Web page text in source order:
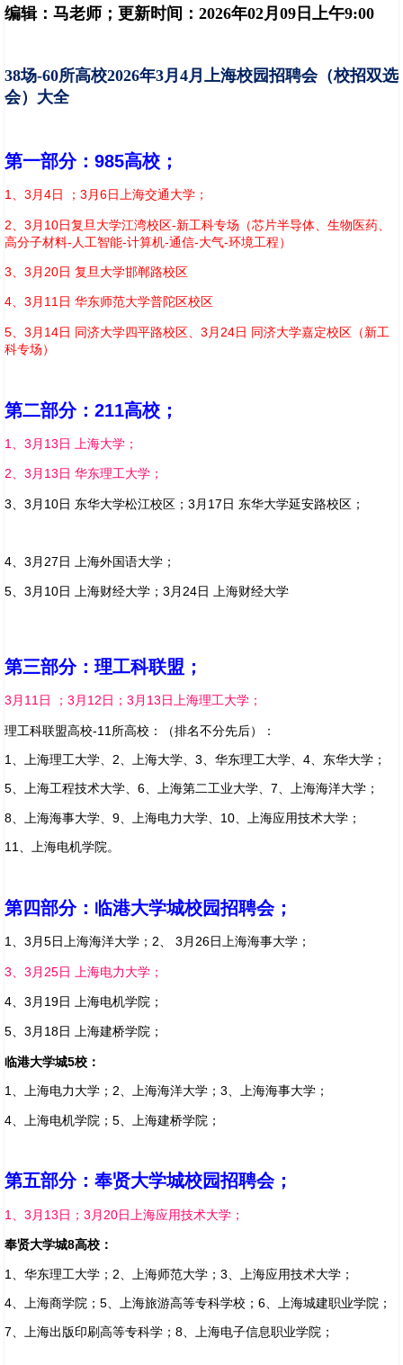
编辑：马老师； 更新时间：2026年02月09日上午9:00
38场-60所高校2026年3月4月上海校园招聘会（校招双选
会）大全
第一部分：985高校；
1、3月4日 ；3月6日上海交通大学；
2、3月10日复旦大学江湾校区-新工科专场（芯片半导体、生物医药、
高分子材料-人工智能-计算机-通信-大气-环境工程）
3、3月20日 复旦大学邯郸路校区
4、3月11日 华东师范大学普陀区校区
5、3月14日 同济大学四平路校区、3月24日 同济大学嘉定校区（新工
科专场）
第二部分：211高校；
1、3月13日 上海大学；
2、3月13日 华东理工大学；
3、3月10日 东华大学松江校区；3月17日 东华大学延安路校区；
4、3月27日 上海外国语大学；
5、3月10日 上海财经大学；3月24日 上海财经大学
第三部分：理工科联盟；
3月11日 ；3月12日；3月13日上海理工大学；
理工科联盟高校-11所高校：（排名不分先后）：
1、上海理工大学、2、上海大学、3、华东理工大学、4、东华大学；
5、上海工程技术大学、6、上海第二工业大学、7、上海海洋大学；
8、上海海事大学、9、上海电力大学、10、上海应用技术大学；
11、上海电机学院。
第四部分：临港大学城校园招聘会；
1、3月5日上海海洋大学；2、 3月26日上海海事大学；
3、3月25日 上海电力大学；
4、3月19日 上海电机学院；
5、3月18日 上海建桥学院；
临港大学城5校：
1、上海电力大学；2、上海海洋大学；3、上海海事大学；
4、上海电机学院；5、上海建桥学院；
第五部分：奉贤大学城校园招聘会；
1、3月13日；3月20日上海应用技术大学；
奉贤大学城8高校：
1、华东理工大学；2、上海师范大学；3、上海应用技术大学；
4、上海商学院；5、上海旅游高等专科学校；6、上海城建职业学院；
7、上海出版印刷高等专科学；8、上海电子信息职业学院；